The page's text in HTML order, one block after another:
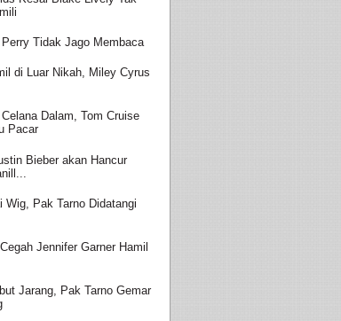
Tidak Jago Membaca
di Luar Nikah, Miley Cyrus
Dalam, Tom Cruise
Pacar
Bieber akan Hancur
Wig, Pak Tarno Didatangi
Jennifer Garner Hamil
Jarang, Pak Tarno Gemar